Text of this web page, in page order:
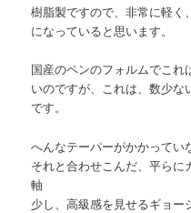
樹脂製ですので、非常に軽く
になっていると思います。
国産のペンのフォルムでこ
いのですが、これは、数少
です。
へんなテーパーがかかってい
それと合わせこんだ、平ら
軸
少し、高級感を見せるギョー